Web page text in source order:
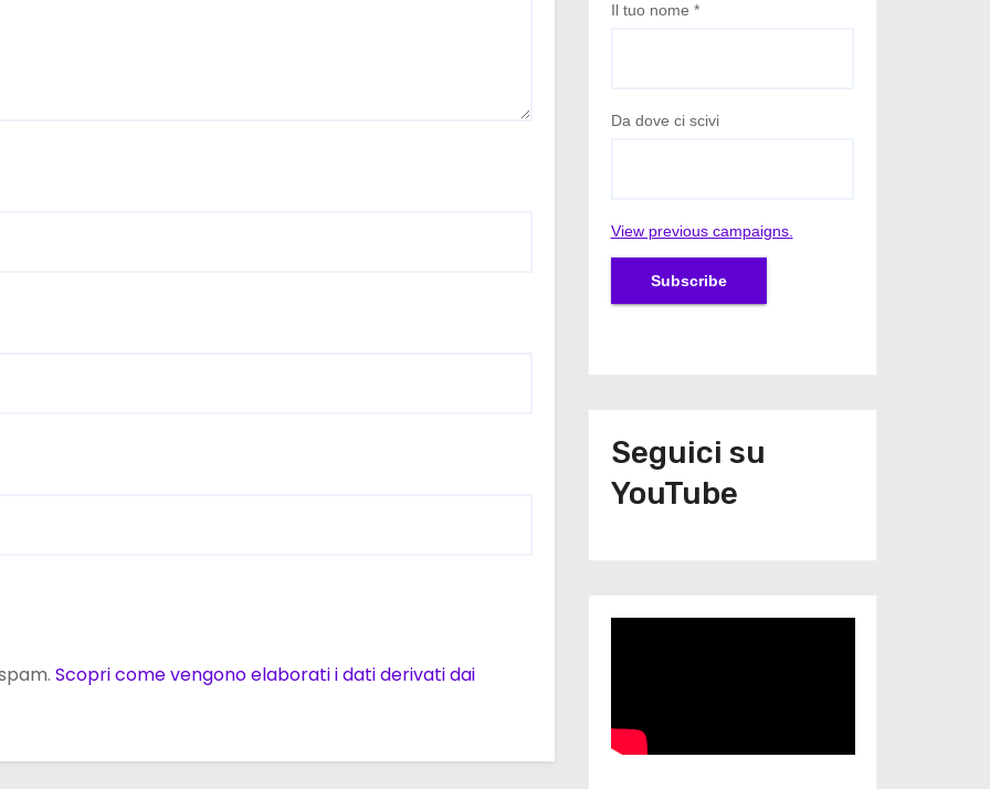
Scopri come vengono elaborati i dati derivati dai
Il tuo nome *
Da dove ci scivi
View previous campaigns.
Seguici su
YouTube